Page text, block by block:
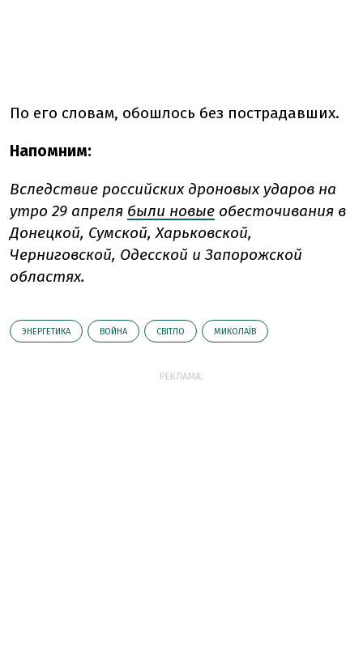
По его словам, обошлось без пострадавших.
Напомним:
Вследствие российских дроновых ударов на
утро 29 апреля были новые обесточивания в
Донецкой, Сумской, Харьковской,
Черниговской, Одесской и Запорожской
областях.
ЭНЕРГЕТИКА ВОЙНА СВІТЛО МИКОЛАЇВ
РЕКЛАМА: